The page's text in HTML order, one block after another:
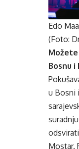
Edo
(Foto:
Bosnu i
u Bosni
Mostar.